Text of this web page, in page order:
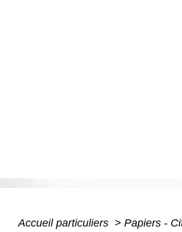
Accueil particuliers > Papiers -